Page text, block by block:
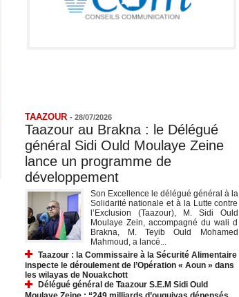
TAAZOUR - 28/07/2026
Taazour au Brakna : le Délégué
général Sidi Ould Moulaye Zeine
lance un programme de
développement
Son Excellence le délégué général à la
Solidarité nationale et à la Lutte contre
l’Exclusion (Taazour), M. Sidi Ould
Moulaye Zein, accompagné du wali d
Brakna, M. Teyib Ould Mohamed
Mahmoud, a lancé...
Taazour : la Commissaire à la Sécurité Alimentaire
inspecte le déroulement de l’Opération « Aoun » dans
les wilayas de Nouakchott
Délégué général de Taazour S.E.M Sidi Ould